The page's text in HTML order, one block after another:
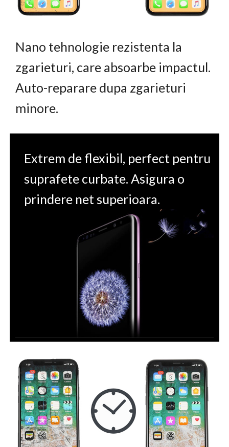
Nano tehnologie rezistenta la
zgarieturi, care absoarbe impactul.
Auto-reparare dupa zgarieturi
minore.
Extrem de flexibil, perfect pentru
suprafete curbate. Asigura o
prindere net superioara.